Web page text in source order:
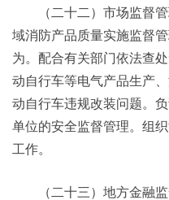
（二十二）市场监督管
域消防产品质量实施监督
为。配合有关部门依法查
动自行车等电气产品生产
动自行车违规改装问题。
单位的安全监督管理。组
工作。
（二十三）地方金融监